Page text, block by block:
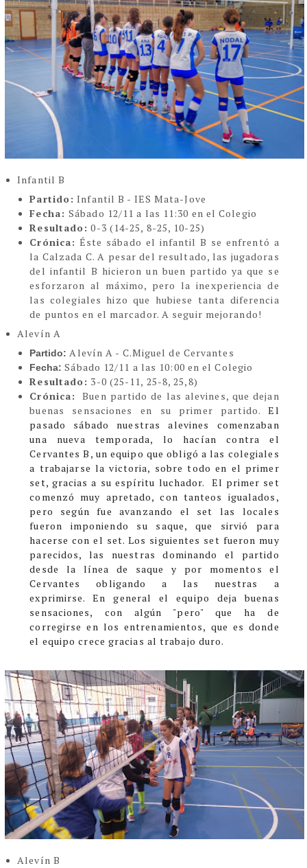
Infantil B
Partido: Infantil B - IES Mata-Jove
Fecha:Sábado 12/11 a las 11:30 en el Colegio
Resultado: 0-3 (14-25, 8-25, 10-25)
Crónica: Éste sábado el infantil B se enfrentó a
la Calzada C. A pesar del resultado, las jugadoras
del infantil B hicieron un buen partido ya que se
esforzaron al máximo, pero la inexperiencia de
las colegiales hizo que hubiese tanta diferencia
de puntos en el marcador. A seguir mejorando!
Alevín A
Partido: Alevín A - C.Miguel de Cervantes
Fecha:Sábado 12/11 a las 10:00 en el Colegio
Resultado: 3-0 (25-11, 25-8, 25,8)
Crónica:
Buen partido de las alevines, que dejan
buenas sensaciones en su primer partido.El
pasado sábado nuestras alevines comenzaban
una nueva temporada, lo hacían contra el
Cervantes B, un equipo que obligó a las colegiales
a trabajarse la victoria, sobre todo en el primer
set, gracias a su espíritu luchador.
El primer set
comenzó muy apretado, con tanteos igualados,
pero según fue avanzando el set las locales
fueron imponiendo su saque, que sirvió para
hacerse con el set. Los siguientes set fueron muy
parecidos, las nuestras dominando el partido
desde la línea de saque y por momentos el
Cervantes obligando a las nuestras a
exprimirse.En general el equipo deja buenas
sensaciones, con algún "pero" que ha de
corregirse en los entrenamientos, que es donde
el equipo crece gracias al trabajo duro.
Alevín B